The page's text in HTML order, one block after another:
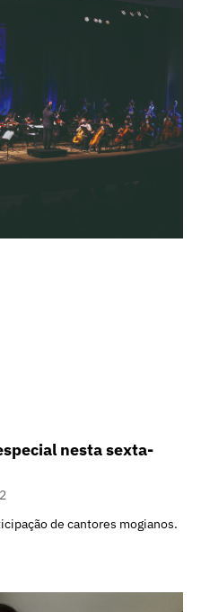
nesta sexta-
de cantores mogianos.